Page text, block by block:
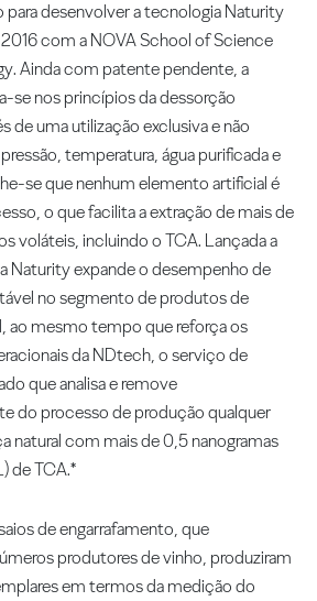
para desenvolver a tecnologia Naturity
com a NOVA School of Science
Ainda com patente pendente, a
se nos princípios da dessorção
de uma utilização exclusiva e não
temperatura, água purificada e
se que nenhum elemento artificial é
o que facilita a extração de mais de
voláteis, incluindo o TCA. Lançada a
Naturity expande o desempenho de
no segmento de produtos de
ao mesmo tempo que reforça os
da NDtech, o serviço de
que analisa e remove
do processo de produção qualquer
natural com mais de 0,5 nanogramas
de TCA.*
de engarrafamento, que
produtores de vinho, produziram
em termos da medição do